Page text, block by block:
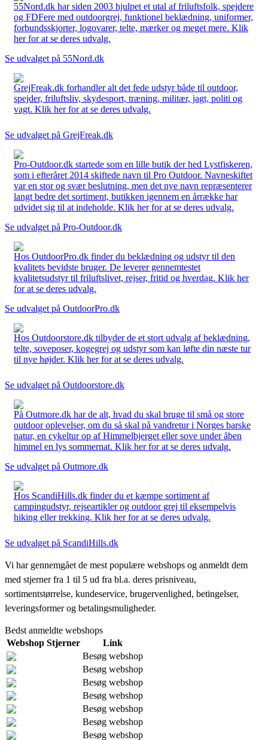
55Nord.dk har siden 2003 hjulpet et utal af friluftsfolk, spejdere
og FDFere med outdoorgrej, funktionel beklædning, uniformer,
forbundsskjorter, logovarer, telte, mærker og meget mere. Klik
her for at se deres udvalg.
Se udvalget på 55Nord.dk
GrejFreak.dk forhandler alt det fede udstyr både til outdoor,
spejder, friluftsliv, skydesport, træning, militær, jagt, politi og
vagt. Klik her for at se deres udvalg.
Se udvalget på GrejFreak.dk
Pro-Outdoor.dk startede som en lille butik der hed Lystfiskeren,
som i efteråret 2014 skiftede navn til Pro Outdoor. Navneskiftet
var en stor og svær beslutning, men det nye navn repræsenterer
langt bedre det sortiment, butikken igennem en årrække har
udvidet sig til at indeholde. Klik her for at se deres udvalg.
Se udvalget på Pro-Outdoor.dk
Hos OutdoorPro.dk finder du beklædning og udstyr til den
kvalitets bevidste bruger. De leverer gennemtestet
kvalitetsudstyr til friluftslivet, rejser, fritid og hverdag. Klik her
for at se deres udvalg.
Se udvalget på OutdoorPro.dk
Hos Outdoorstore.dk tilbyder de et stort udvalg af beklædning,
telte, soveposer, kogegrej og udstyr som kan løfte din næste tur
til nye højder. Klik her for at se deres udvalg.
Se udvalget på Outdoorstore.dk
På Outmore.dk har de alt, hvad du skal bruge til små og store
outdoor oplevelser, om du så skal på vandretur i Norges barske
natur, en cykeltur op af Himmelbjerget eller sove under åben
himmel en lys sommernat. Klik her for at se deres udvalg.
Se udvalget på Outmore.dk
Hos ScandiHills.dk finder du et kæmpe sortiment af
campingudstyr, rejseartikler og outdoor grej til eksempelvis
hiking eller trekking. Klik her for at se deres udvalg.
Se udvalget på ScandiHills.dk
Vi har gennemgået de mest populære webshops og anmeldt dem
med stjerner fra 1 til 5 ud fra bl.a. deres prisniveau,
sortimentstørrelse, kundeservice, brugervenlighed, betingelser,
leveringsformer og betalingsmuligheder.
Bedst anmeldte webshops
Webshop Stjerner
Link
Besøg webshop
Besøg webshop
Besøg webshop
Besøg webshop
Besøg webshop
Besøg webshop
Besøg webshop